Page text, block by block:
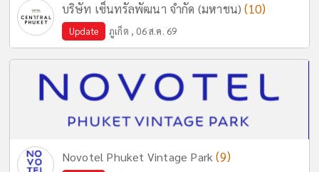
บริษัท เซ็นทรัลพัฒนา จำกัด (มหาชน)(10)
Update ภูเก็ต , 06 ส.ค. 69
Novotel Phuket Vintage Park(9)